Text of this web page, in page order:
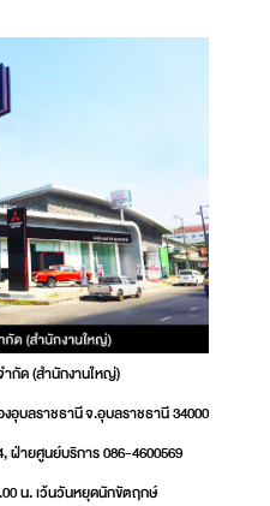
กัด (สำนักงานใหญ่)
งอุบลราชธานี จ.อุบลราชธานี 34000
ฝ่ายศูนย์บริการ 086-4600569
น. เว้นวันหยุดนักขัตฤกษ์